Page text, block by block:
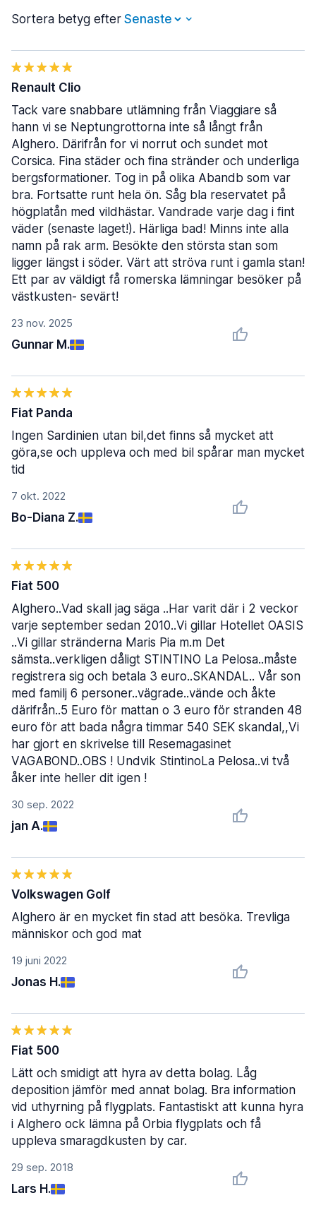
Sortera betyg efter
23 nov. 2025
Gunnar M.
Renault Clio
Tack vare snabbare utlämning från Viaggiare så
hann vi se Neptungrottorna inte så långt från
Alghero. Därifrån for vi norrut och sundet mot
Corsica. Fina städer och fina stränder och underliga
bergsformationer. Tog in på olika Abandb som var
bra. Fortsatte runt hela ön. Såg bla reservatet på
högplatån med vildhästar. Vandrade varje dag i fint
väder (senaste laget!). Härliga bad! Minns inte alla
namn på rak arm. Besökte den största stan som
ligger längst i söder. Värt att ströva runt i gamla stan!
Ett par av väldigt få romerska lämningar besöker på
västkusten- sevärt!
7 okt. 2022
Bo-Diana Z.
Fiat Panda
Ingen Sardinien utan bil,det finns så mycket att
göra,se och uppleva och med bil spårar man mycket
tid
30 sep. 2022
jan A.
Fiat 500
Alghero..Vad skall jag säga ..Har varit där i 2 veckor
varje september sedan 2010..Vi gillar Hotellet OASIS
..Vi gillar stränderna Maris Pia m.m Det
sämsta..verkligen dåligt STINTINO La Pelosa..måste
registrera sig och betala 3 euro..SKANDAL.. Vår son
med familj 6 personer..vägrade..vände och åkte
därifrån..5 Euro för mattan o 3 euro för stranden 48
euro för att bada några timmar 540 SEK skandal,,Vi
har gjort en skrivelse till Resemagasinet
VAGABOND..OBS ! Undvik StintinoLa Pelosa..vi två
åker inte heller dit igen !
19 juni 2022
Jonas H.
Volkswagen Golf
Alghero är en mycket fin stad att besöka. Trevliga
människor och god mat
29 sep. 2018
Lars H.
Fiat 500
Lätt och smidigt att hyra av detta bolag. Låg
deposition jämför med annat bolag. Bra information
vid uthyrning på flygplats. Fantastiskt att kunna hyra
i Alghero ock lämna på Orbia flygplats och få
uppleva smaragdkusten by car.